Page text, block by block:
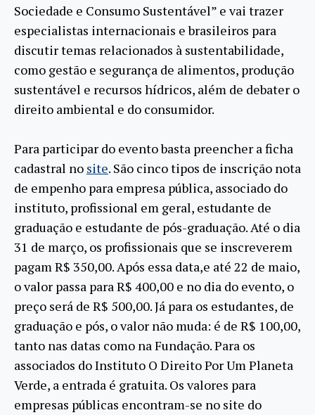
Sociedade e Consumo Sustentável” e vai trazer
especialistas internacionais e brasileiros para
discutir temas relacionados à sustentabilidade,
como gestão e segurança de alimentos, produção
sustentável e recursos hídricos, além de debater o
direito ambiental e do consumidor.
Para participar do evento basta preencher a ficha
cadastral no site. São cinco tipos de inscrição nota
de empenho para empresa pública, associado do
instituto, profissional em geral, estudante de
graduação e estudante de pós-graduação. Até o dia
31 de março, os profissionais que se inscreverem
pagam R$ 350,00. Após essa data,e até 22 de maio,
o valor passa para R$ 400,00 e no dia do evento, o
preço será de R$ 500,00. Já para os estudantes, de
graduação e pós, o valor não muda: é de R$ 100,00,
tanto nas datas como na Fundação. Para os
associados do Instituto O Direito Por Um Planeta
Verde, a entrada é gratuita. Os valores para
empresas públicas encontram-se no site do